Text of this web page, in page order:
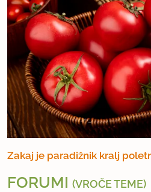
Zakaj je paradižnik kralj
FORUMI (VROČE TEME)